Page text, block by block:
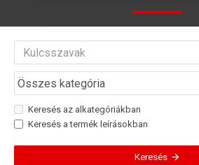
Keresés az alkategóriákban
Keresés a termék leírásokban
Keresés